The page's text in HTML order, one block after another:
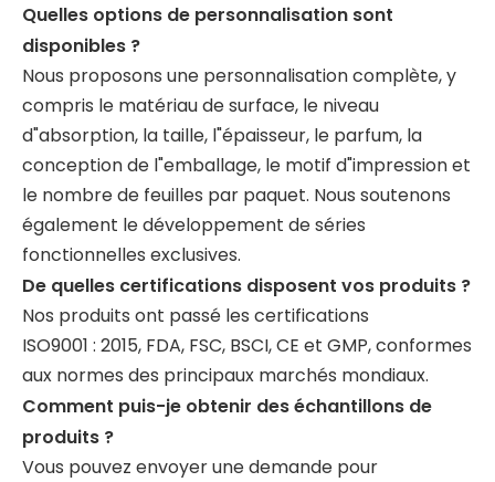
Quelles options de personnalisation sont
disponibles ?
Nous proposons une personnalisation complète, y
compris le matériau de surface, le niveau
d"absorption, la taille, l"épaisseur, le parfum, la
conception de l"emballage, le motif d"impression et
le nombre de feuilles par paquet. Nous soutenons
également le développement de séries
fonctionnelles exclusives.
De quelles certifications disposent vos produits ?
Nos produits ont passé les certifications
ISO9001 : 2015, FDA, FSC, BSCI, CE et GMP, conformes
aux normes des principaux marchés mondiaux.
Comment puis-je obtenir des échantillons de
produits ?
Vous pouvez envoyer une demande pour